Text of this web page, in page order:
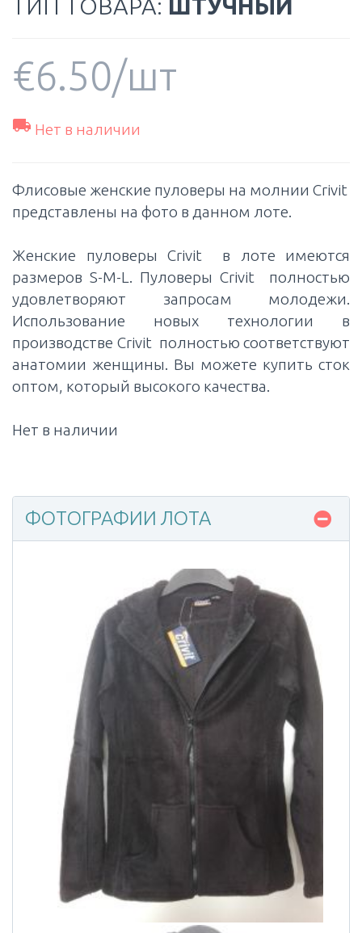
ТИП ТОВАРА: ШТУЧНЫЙ
€6.50/шт
 Нет в наличии
Флисовые женские пуловеры на молнии Crivit
представлены на фото в данном лоте.
Женские пуловеры Crivit в лоте имеются
размеров S-M-L. Пуловеры Crivit полностью
удовлетворяют запросам молодежи.
Использование новых технологии в
производстве Crivit полностью соответствуют
анатомии женщины. Вы можете купить сток
оптом, который высокого качества.
Нет в наличии
ФОТОГРАФИИ ЛОТА